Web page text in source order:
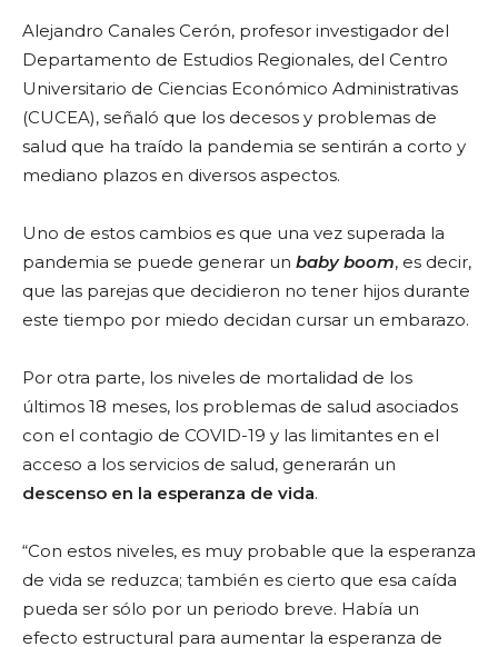
Alejandro Canales Cerón, profesor investigador del
Departamento de Estudios Regionales, del Centro
Universitario de Ciencias Económico Administrativas
(CUCEA), señaló que los decesos y problemas de
salud que ha traído la pandemia se sentirán a corto y
mediano plazos en diversos aspectos.
Uno de estos cambios es que una vez superada la
pandemia se puede generar un baby boom, es decir,
que las parejas que decidieron no tener hijos durante
este tiempo por miedo decidan cursar un embarazo.
Por otra parte, los niveles de mortalidad de los
últimos 18 meses, los problemas de salud asociados
con el contagio de COVID-19 y las limitantes en el
acceso a los servicios de salud, generarán un
descenso en la esperanza de vida.
“Con estos niveles, es muy probable que la esperanza
de vida se reduzca; también es cierto que esa caída
pueda ser sólo por un periodo breve. Había un
efecto estructural para aumentar la esperanza de